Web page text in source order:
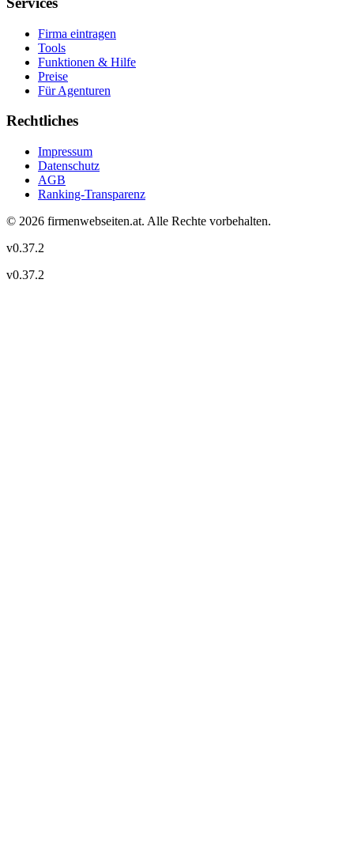
Firma eintragen
Tools
Funktionen & Hilfe
Preise
Für Agenturen
Rechtliches
Impressum
Datenschutz
AGB
Ranking-Transparenz
© 2026 firmenwebseiten.at. Alle Rechte vorbehalten.
v0.37.2
v0.37.2